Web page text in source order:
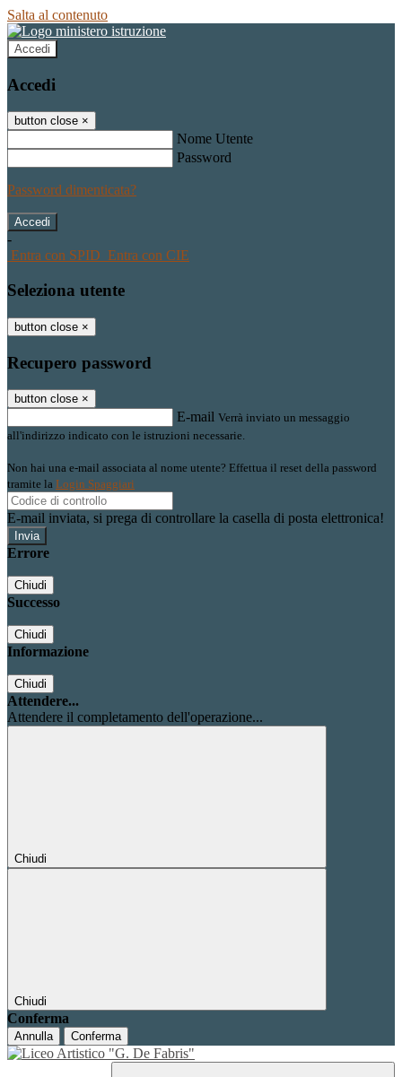
Salta al contenuto
Accedi
Accedi
button close ×
Nome Utente
Password
Password dimenticata?
-
Entra con SPID Entra con CIE
Seleziona utente
button close ×
Recupero password
button close ×
E-mail Verrà inviato un messaggio
all'indirizzo indicato con le istruzioni necessarie.
Non hai una e-mail associata al nome utente? Effettua il reset della password
tramite la Login Spaggiari
E-mail inviata, si prega di controllare la casella di posta elettronica!
Errore
Chiudi
Successo
Chiudi
Informazione
Chiudi
Attendere...
Attendere il completamento dell'operazione...
Chiudi
Chiudi
Conferma
Annulla Conferma